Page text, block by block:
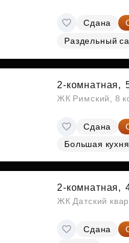
Сдана
Раздельный
2-комнатная,
ЖК Римский, 8
Сдана
Большая кухня
2-комнатная,
ЖК Датский
Сдана